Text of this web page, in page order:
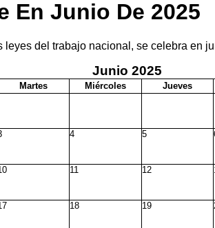
En Junio De 2025
leyes del trabajo nacional, se celebra en
Junio 2025
Martes Miércoles Jueves
4 5
11 12
18 19